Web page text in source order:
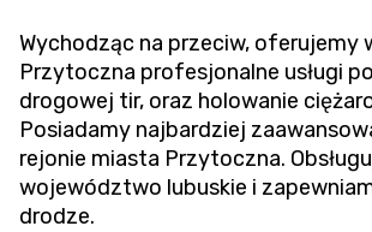
Wychodząc na przeciw, oferujemy
Przytoczna profesjonalne usługi
drogowej tir, oraz holowanie
Posiadamy najbardziej
rejonie miasta Przytoczna.
województwo lubuskie i
drodze.